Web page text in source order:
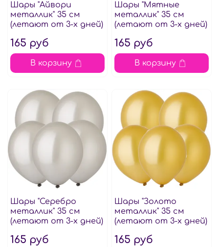
Шары "Айвори
металлик" 35 см
(летают от 3-х дней)
165 руб
В корзину
Шары "Мятные
металлик" 35 см
(летают от 3-х дней)
165 руб
В корзину
Шары "Серебро
металлик" 35 см
(летают от 3-х дней)
165 руб
Шары "Золото
металлик" 35 см
(летают от 3-х дней)
165 руб